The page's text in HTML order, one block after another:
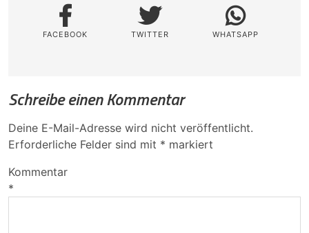
FACEBOOK TWITTER WHATSAPP
Schreibe einen Kommentar
Deine E-Mail-Adresse wird nicht veröffentlicht.
Erforderliche Felder sind mit * markiert
Kommentar
*